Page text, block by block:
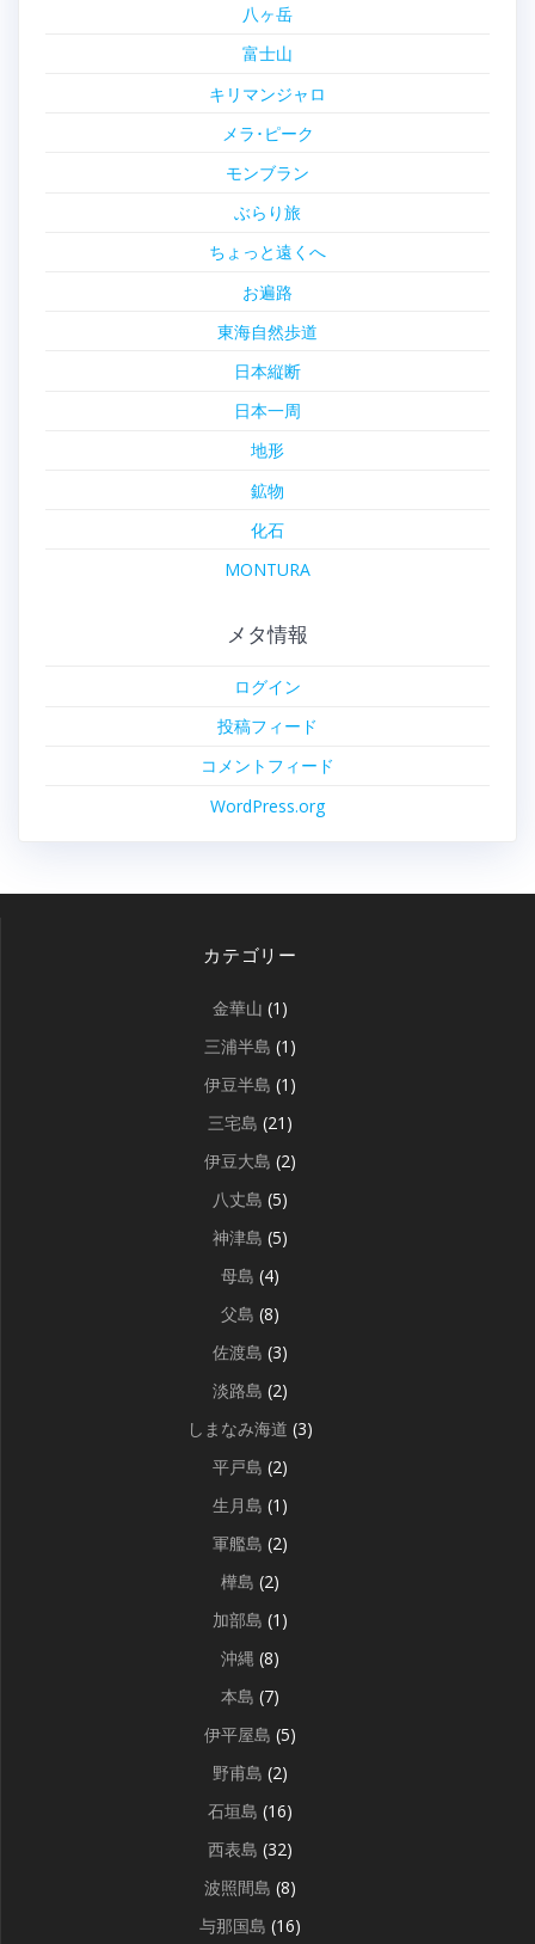
八ヶ岳
富士山
キリマンジャロ
メラ･ピーク
モンブラン
ぶらり旅
ちょっと遠くへ
お遍路
東海自然歩道
日本縦断
日本一周
地形
鉱物
化石
MONTURA
メタ情報
ログイン
投稿フィード
コメントフィード
WordPress.org
カテゴリー
金華山 (1)
三浦半島 (1)
伊豆半島 (1)
三宅島 (21)
伊豆大島 (2)
八丈島 (5)
神津島 (5)
母島 (4)
父島 (8)
佐渡島 (3)
淡路島 (2)
しまなみ海道 (3)
平戸島 (2)
生月島 (1)
軍艦島 (2)
樺島 (2)
加部島 (1)
沖縄 (8)
本島 (7)
伊平屋島 (5)
野甫島 (2)
石垣島 (16)
西表島 (32)
波照間島 (8)
与那国島 (16)